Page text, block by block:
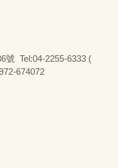
號 Tel:04-2255-6333 (
674072